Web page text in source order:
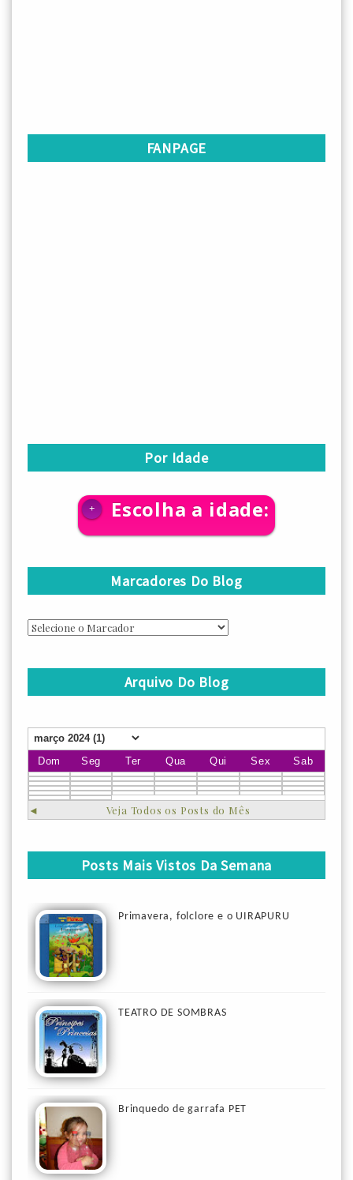
FANPAGE
Por Idade
+ Escolha a idade:
Marcadores Do Blog
Arquivo Do Blog
Dom Seg Ter Qua Qui Sex Sab
◄ Veja Todos os Posts do Mês
Posts Mais Vistos Da Semana
Primavera, folclore e o UIRAPURU
TEATRO DE SOMBRAS
Brinquedo de garrafa PET